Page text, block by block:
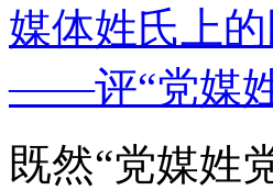
媒体姓氏上
——评“党媒
既然“党媒姓